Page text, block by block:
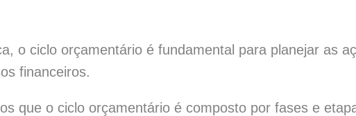
o ciclo orçamentário é fundamental para planejar as
financeiros.
que o ciclo orçamentário é composto por fases e